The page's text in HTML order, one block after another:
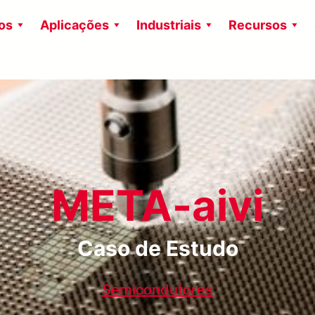
Aplicações Industriais Recursos
META-aivi
Caso de Estudo
Semicondutores